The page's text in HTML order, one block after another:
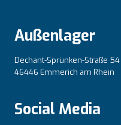
Außenlager
Dechant-Sprünken-Straße 54
46446 Emmerich am Rhein
Social Media